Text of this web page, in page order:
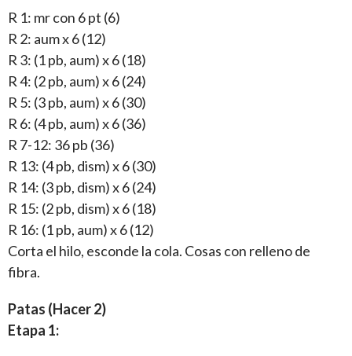
R 1: mr con 6 pt (6)
R 2: aum x 6 (12)
R 3: (1 pb, aum) x 6 (18)
R 4: (2 pb, aum) x 6 (24)
R 5: (3 pb, aum) x 6 (30)
R 6: (4 pb, aum) x 6 (36)
R 7-12: 36 pb (36)
R 13: (4 pb, dism) x 6 (30)
R 14: (3 pb, dism) x 6 (24)
R 15: (2 pb, dism) x 6 (18)
R 16: (1 pb, aum) x 6 (12)
Corta el hilo, esconde la cola. Cosas con relleno de
fibra.
Patas (Hacer 2)
Etapa 1: